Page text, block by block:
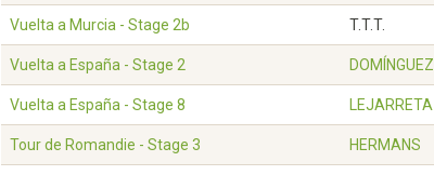
Vuelta a Murcia - Stage 2b T.T.T.
Vuelta a España - Stage 2 DOMÍNGUEZ
Vuelta a España - Stage 8 LEJARRETA
Tour de Romandie - Stage 3 HERMANS